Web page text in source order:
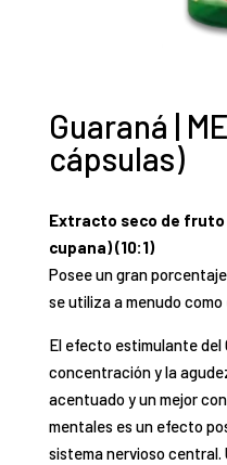
Guaraná |
cápsulas)
Extracto seco de
cupana) (10:1)
Posee un gran
se utiliza a menudo
El efecto estimulante del
concentración y la
acentuado y un mejor
mentales es un efecto
sistema nervioso central.